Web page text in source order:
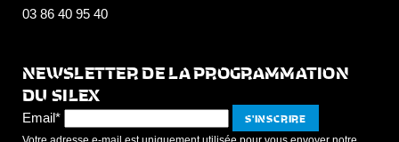
03 86 40 95 40
NEWSLETTER DE LA PROGRAMMATION
DU SILEX
Email*